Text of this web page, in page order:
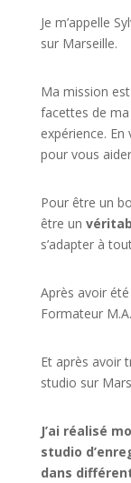
Je m’appelle
sur Marseille.
Ma mission
facettes de
expérience.
pour vous
Pour être un
être un
s’adapter à
Après avoir
Formateur
Et après avoir
studio sur
J’ai réalisé
studio
dans